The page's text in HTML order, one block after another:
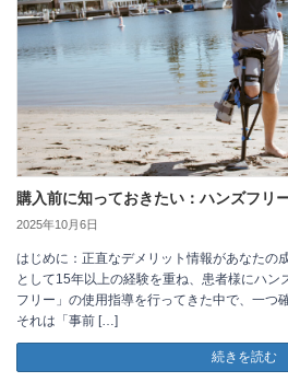
購入前に知っておきたい：ハンズフリ
2025年10月6日
はじめに：正直なデメリット情報があなたの
として15年以上の経験を重ね、患者様にハン
フリー」の使用指導を行ってきた中で、一つ
それは「事前 […]
続きを読む